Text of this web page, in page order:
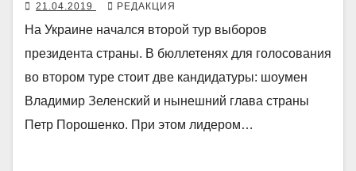
21.04.2019 РЕДАКЦИЯ
На Украине начался второй тур выборов
президента страны. В бюллетенях для голосования
во втором туре стоит две кандидатуры: шоумен
Владимир Зеленский и нынешний глава страны
Петр Порошенко. При этом лидером…